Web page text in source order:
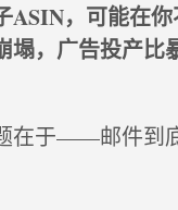
ASIN，可能在
塌，广告投产比
在于——邮件到